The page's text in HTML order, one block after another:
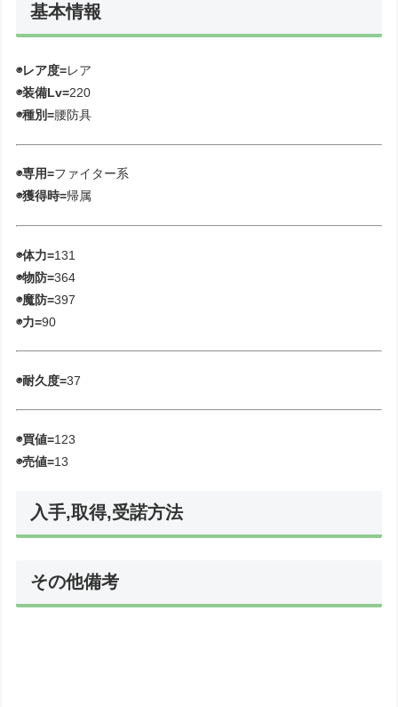
基本情報
◉レア度=レア
◉装備Lv=220
◉種別=腰防具
◉専用=ファイター系
◉獲得時=帰属
◉体力=131
◉物防=364
◉魔防=397
◉力=90
◉耐久度=37
◉買値=123
◉売値=13
入手,取得,受諾方法
その他備考